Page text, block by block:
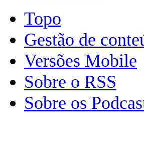
Topo
Gestão de
Versões Mobile
Sobre o RSS
Sobre os